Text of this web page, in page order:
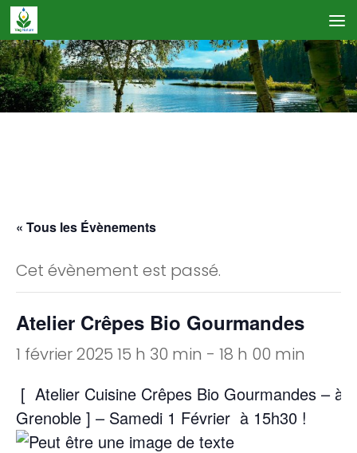
Skip to content
« Tous les Évènements
Cet évènement est passé.
Atelier Crêpes Bio Gourmandes
1 février 2025 15 h 30 min - 18 h 00 min
[ Atelier Cuisine Crêpes Bio Gourmandes – à
Grenoble ] – Samedi 1 Février à 15h30 !